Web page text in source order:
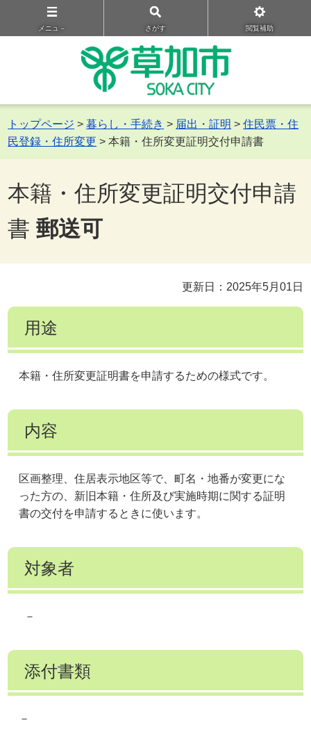
メニュ－ さがす 閲覧補助
トップページ >暮らし・手続き > 届出・証明 >住民票・住
民登録・住所変更 > 本籍・住所変更証明交付申請書
本籍・住所変更証明交付申請
書郵送可
更新日：2025年5月01日
用途
本籍・住所変更証明書を申請するための様式です。
内容
区画整理、住居表示地区等で、町名・地番が変更にな
った方の、新旧本籍・住所及び実施時期に関する証明
書の交付を申請するときに使います。
対象者
－
添付書類
－